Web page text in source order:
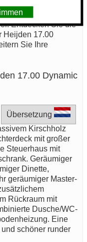
ob für entspannte
dieses Boot
Entdecken Sie die
Heijden 17.00
Sie Ihre
17.00 Dynamic
Übersetzung
Kirschholz
mit großer
Steuerhaus mit
Geräumiger
Dinette,
geräumiger Master-
Rückraum mit
Dusche/WC-
Eine
schöner runder